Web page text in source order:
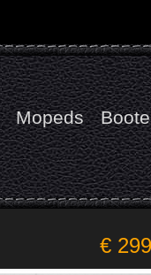
Mopeds Boote
€